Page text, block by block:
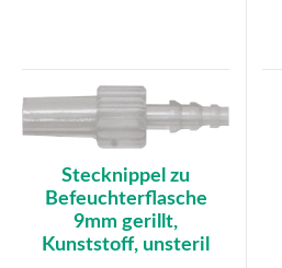
Stecknippel zu
Befeuchterflasche
9mm gerillt,
Kunststoff, unsteril